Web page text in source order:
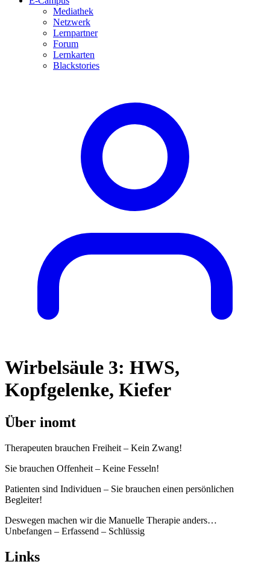
Mediathek
Netzwerk
Lernpartner
Forum
Lernkarten
Blackstories
Wirbelsäule 3: HWS,
Kopfgelenke, Kiefer
Über inomt
Therapeuten brauchen Freiheit – Kein Zwang!
Sie brauchen Offenheit – Keine Fesseln!
Patienten sind Individuen – Sie brauchen einen persönlichen
Begleiter!
Deswegen machen wir die Manuelle Therapie anders…
Unbefangen – Erfassend – Schlüssig
Links